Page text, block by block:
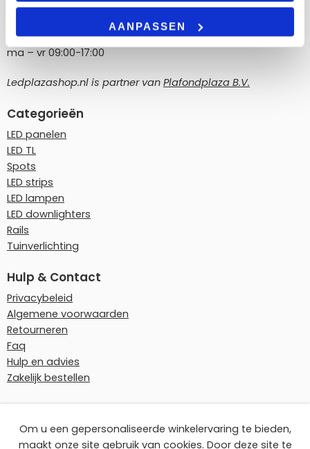
AANPASSEN
info@ledplazashop.nl
ma – vr 09:00-17:00
Ledplazashop.nl is partner van Plafondplaza B.V.
Categorieën
LED panelen
LED TL
Spots
LED strips
LED lampen
LED downlighters
Rails
Tuinverlichting
Hulp & Contact
Privacybeleid
Algemene voorwaarden
Retourneren
Faq
Hulp en advies
Zakelijk bestellen
Om u een gepersonaliseerde winkelervaring te bieden,
maakt onze site gebruik van cookies. Door deze site te